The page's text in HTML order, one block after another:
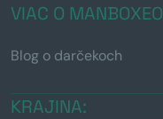
VIAC O MANBOXEO
Blog o darčekoch
KRAJINA: